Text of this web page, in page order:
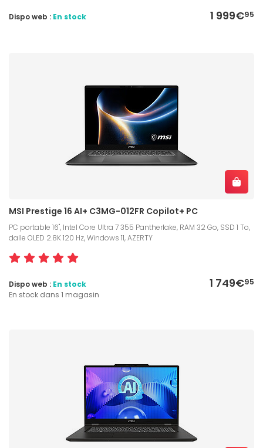
1 999€95
Dispo web : En stock
MSI Prestige 16 AI+ C3MG-012FR Copilot+ PC
PC portable 16", Intel Core Ultra 7 355 Pantherlake, RAM 32 Go, SSD 1 To,
dalle OLED 2.8K 120 Hz, Windows 11, AZERTY
1 749€95
Dispo web : En stock
En stock dans 1 magasin